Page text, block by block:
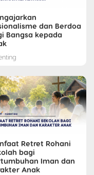
dan Berdoa
Bangsa kepada
Retret Rohani
bagi
Iman dan
Anak